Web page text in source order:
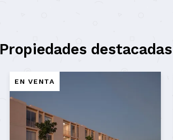
Propiedades destacadas